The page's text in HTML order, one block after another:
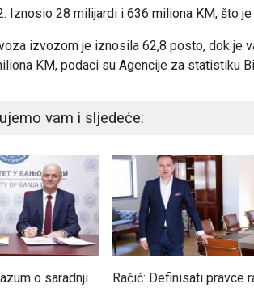
Iznosio 28 milijardi i 636 miliona KM, što
izvozom je iznosila 62,8 posto, dok je
KM, podaci su Agencije za statistiku
vam i sljedeće:
o saradnji
Račić: Definisati pravce